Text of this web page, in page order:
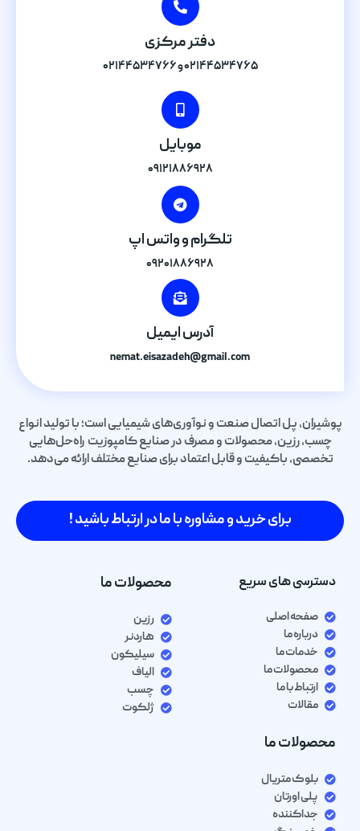
دفتر مرکزی
۰۲۱۴۴۵۳۴۷۶۵ و ۰۲۱۴۴۵۳۴۷۶۶
موبایل
۰۹۱۲۱۸۸۶۹۲۸
تلگرام و واتس اپ
۰۹۲۰۱۸۸۶۹۲۸
آدرس ایمیل
nemat.eisazadeh@gmail.com
پوشیران، پل اتصال صنعت و نوآوری‌های شیمیایی است؛ با تولید انواع
چسب، رزین، محصولات و مصرف در صنایع کامپوزیت راه‌حل‌هایی
تخصصی، باکیفیت و قابل اعتماد برای صنایع مختلف ارائه می‌دهد.
برای خرید و مشاوره با ما در ارتباط باشید !
دسترسی های سریع
صفحه اصلی
درباره ما
خدمات ما
محصولات ما
ارتباط با ما
مقالات
محصولات ما
رزین
هاردنر
سیلیکون
الیاف
چسب
ژلکوت
محصولات ما
بلوک متریال
پلی اورتان
جداکننده